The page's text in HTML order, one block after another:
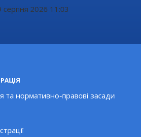
серпня 2026 11:03
та нормативно-правові засади